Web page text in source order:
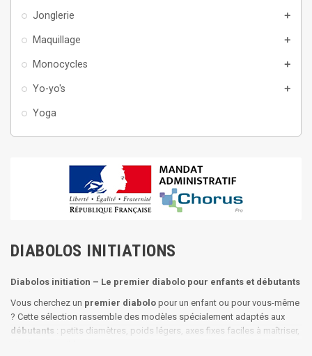
Jonglerie add
Maquillage add
Monocycles add
Yo-yo's add
Yoga
DIABOLOS INITIATIONS
Diabolos initiation – Le premier diabolo pour enfants et débutants
Vous cherchez un premier diabolo pour un enfant ou pour vous-même
? Cette sélection rassemble des modèles spécialement adaptés aux
débutants : petits diamètres, poids légers, axes fixes faciles à maîtriser,